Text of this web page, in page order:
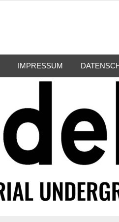
IMPRESSUM